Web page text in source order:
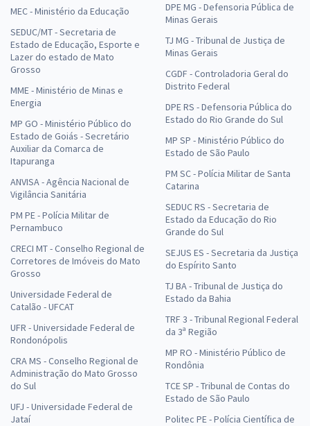
MEC - Ministério da Educação
SEDUC/MT - Secretaria de
Estado de Educação, Esporte e
Lazer do estado de Mato
Grosso
MME - Ministério de Minas e
Energia
MP GO - Ministério Público do
Estado de Goiás - Secretário
Auxiliar da Comarca de
Itapuranga
ANVISA - Agência Nacional de
Vigilância Sanitária
PM PE - Polícia Militar de
Pernambuco
CRECI MT - Conselho Regional de
Corretores de Imóveis do Mato
Grosso
Universidade Federal de
Catalão - UFCAT
UFR - Universidade Federal de
Rondonópolis
CRA MS - Conselho Regional de
Administração do Mato Grosso
do Sul
UFJ - Universidade Federal de
Jataí
DPE MG - Defensoria Pública de
Minas Gerais
TJ MG - Tribunal de Justiça de
Minas Gerais
CGDF - Controladoria Geral do
Distrito Federal
DPE RS - Defensoria Pública do
Estado do Rio Grande do Sul
MP SP - Ministério Público do
Estado de São Paulo
PM SC - Polícia Militar de Santa
Catarina
SEDUC RS - Secretaria de
Estado da Educação do Rio
Grande do Sul
SEJUS ES - Secretaria da Justiça
do Espírito Santo
TJ BA - Tribunal de Justiça do
Estado da Bahia
TRF 3 - Tribunal Regional Federal
da 3ª Região
MP RO - Ministério Público de
Rondônia
TCE SP - Tribunal de Contas do
Estado de São Paulo
Politec PE - Polícia Científica de